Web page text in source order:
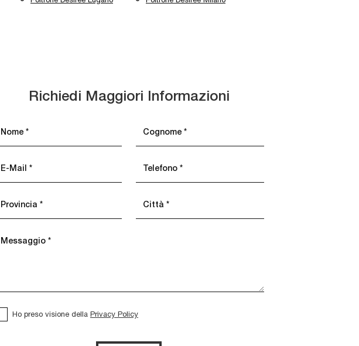
Richiedi Maggiori Informazioni
Ho preso visione della Privacy Policy